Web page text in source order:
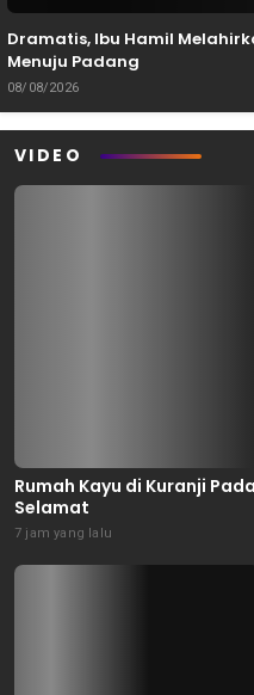
Dramatis, Ibu Hamil
Menuju Padang
08/08/2026
VIDEO
Rumah Kayu di Kuranji
Selamat
7 jam yang lalu